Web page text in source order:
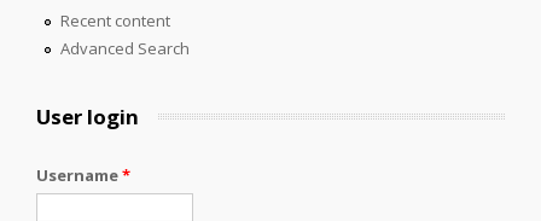
Recent content
Advanced Search
User login
Username*